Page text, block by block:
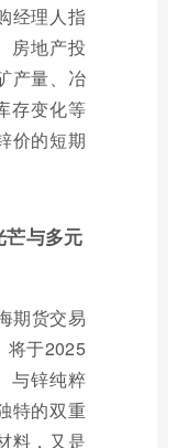
经理人指
房地产投
产量、冶
存变化等
价的短期
芒与多元
期货交易
将于2025
与锌纯粹
特的双重
料，又是